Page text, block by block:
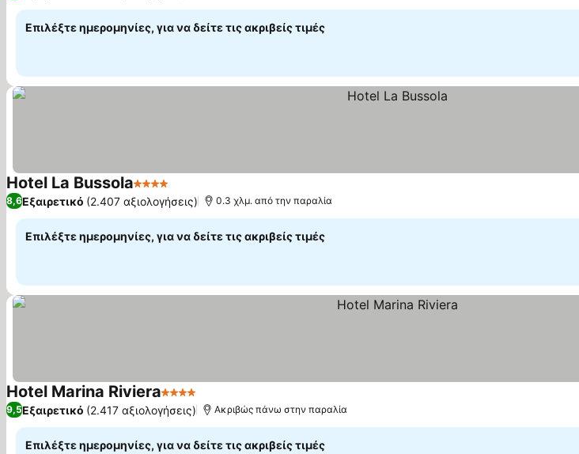
Επιλέξτε ημερομηνίες, για να δείτε τις ακριβείς τιμές
Hotel La Bussola4 Αστέρια
8,6Εξαιρετικό (2.407 αξιολογήσεις) 0.3 χλμ. από την παραλία
Επιλέξτε ημερομηνίες, για να δείτε τις ακριβείς τιμές
Hotel Marina Riviera4 Αστέρια
9,5Εξαιρετικό (2.417 αξιολογήσεις) Ακριβώς πάνω στην παραλία
Επιλέξτε ημερομηνίες, για να δείτε τις ακριβείς τιμές